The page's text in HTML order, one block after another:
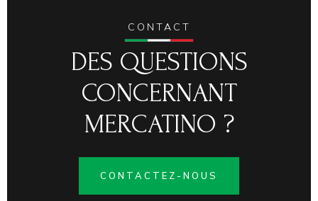
CONTACT
DES QUESTIONS
CONCERNANT
MERCATINO ?
CONTACTEZ-NOUS